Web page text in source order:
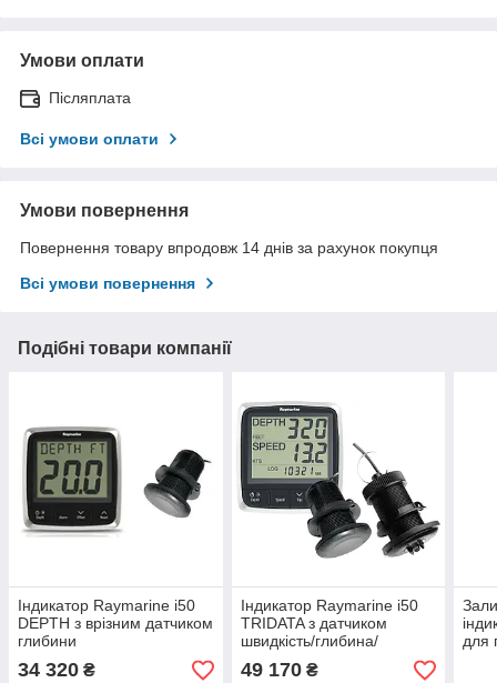
Умови оплати
Післяплата
Всі умови оплати
Умови повернення
Повернення товару впродовж 14 днів за рахунок покупця
Всі умови повернення
Подібні товари компанії
Індикатор Raymarine i50
DEPTH з врізним датчиком
глибини
34 320 ₴
Індикатор Raymarine i50
TRIDATA з датчиком
швидкість/глибина/
49 170₴
для